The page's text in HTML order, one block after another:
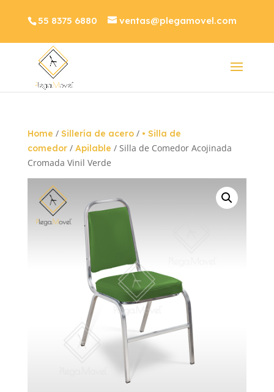
55 8375 6880 ventas@plegamovel.com
Home / Sillería de acero/ • Silla de
comedor/ Apilable / Silla de Comedor Acojinada
Cromada Vinil Verde